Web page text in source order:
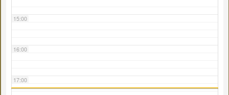
15:00
16:00
17:00